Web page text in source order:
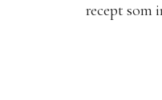
recept som